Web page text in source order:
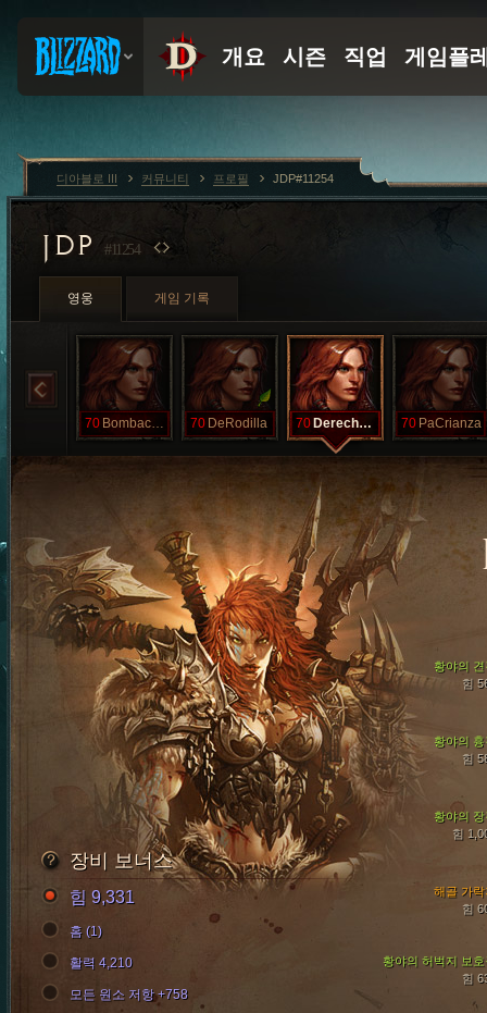
JDP#11254
영웅 게임 기록
70 Bombachita 70 DeRodilla 70 DerechaBuena 70 PaCrianza
황야의 흉
힘
황야의 장
힘
황야의 견
힘
황야의 허벅지 보호
힘
해골 가락
힘
장비 보너스
힘 9,331
홈 (1)
활력 4,210
모든 원소 저항 +758
디아블로 III 커뮤니티 프로필 JDP#11254